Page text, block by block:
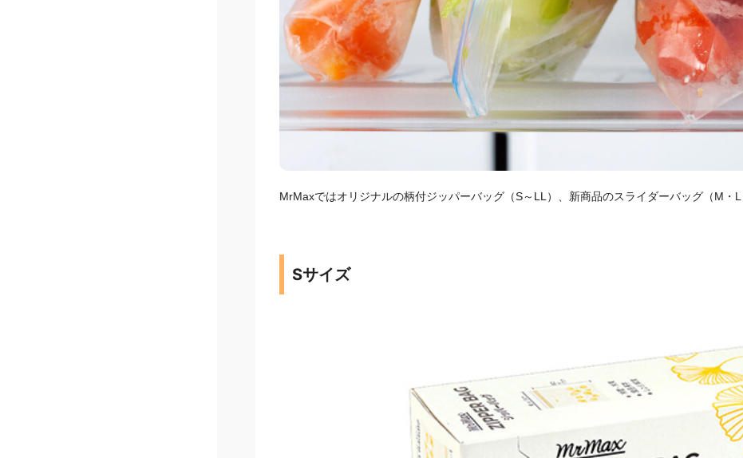
MrMaxではオリジナルの柄付ジッパーバッグ（S～LL）、新商品のスライダーバッグ（M・L
Sサイズ